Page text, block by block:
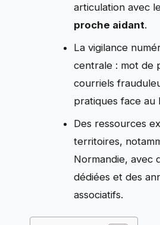
articulation avec
proche aidant.
La vigilance
centrale : mot de
courriels
pratiques face au
Des ressources
territoires,
Normandie, avec
dédiées et des
associatifs.